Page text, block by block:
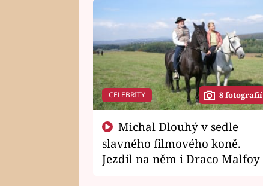
CELEBRITY 8 fotografií
slavného filmového koně.
Jezdil na něm i Draco Malfoy